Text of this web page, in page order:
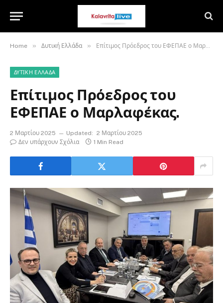
Home » Δυτική Ελλάδα » Επίτιμος Πρόεδρος του ΕΦΕΠΑΕ ο Μαρλαφέκας.
ΔΥΤΙΚΉ ΕΛΛΆΔΑ
Επίτιμος Πρόεδρος του
ΕΦΕΠΑΕ ο Μαρλαφέκας.
2 Μαρτίου 2025 Updated: 2 Μαρτίου 2025
Δεν υπάρχουν Σχόλια
1 Min Read